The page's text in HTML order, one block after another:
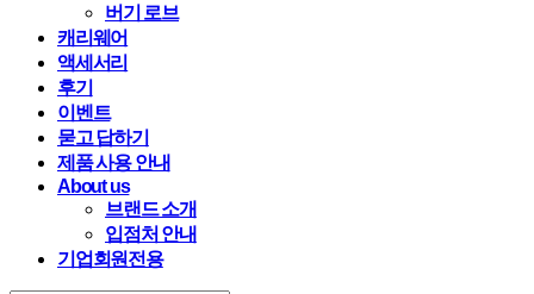
버기 로브
캐리웨어
액세서리
후기
이벤트
묻고 답하기
제품 사용 안내
About us
브랜드 소개
입점처 안내
기업회원전용